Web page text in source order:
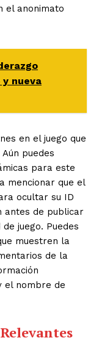
el anonimato
nueva
en el juego que
puedes
para este
mencionar que el
ocultar su ID
antes de publicar
juego. Puedes
muestren la
de la
el nombre de